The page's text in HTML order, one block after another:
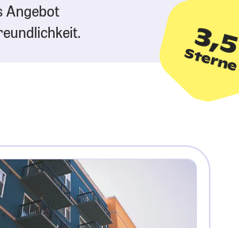
Angebot
3,5
Sterne